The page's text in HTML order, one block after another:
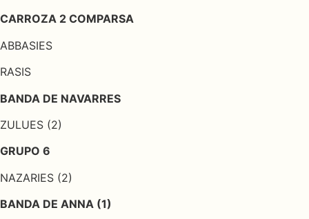
CARROZA 2 COMPARSA
ABBASIES
RASIS
BANDA DE NAVARRES
ZULUES (2)
GRUPO 6
NAZARIES (2)
BANDA DE ANNA (1)